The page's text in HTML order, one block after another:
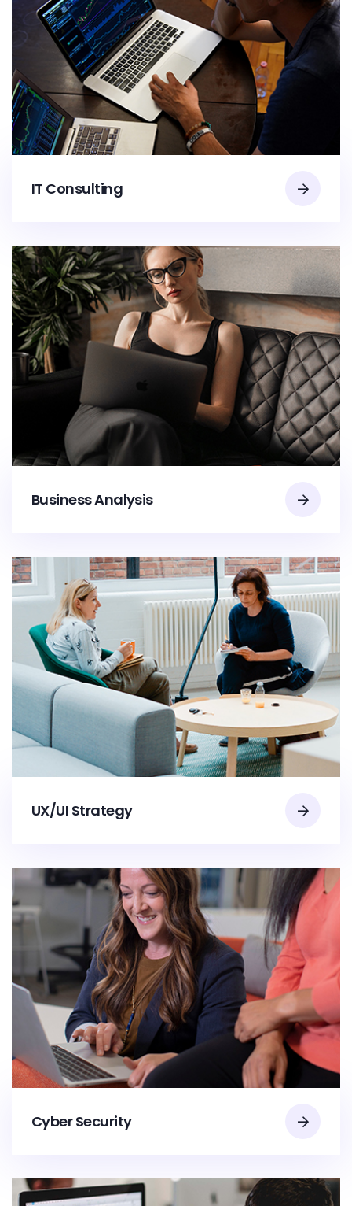
IT Consulting
Business Analysis
UX/UI Strategy
Cyber Security